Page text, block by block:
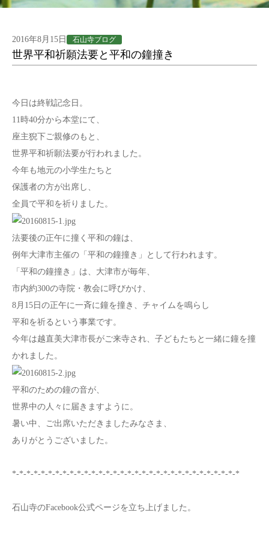
2016年8月15日 石山寺ブログ
世界平和祈願法要と平和の鐘撞き
今日は終戦記念日。
11時40分から本堂にて、
座主猊下ご親修のもと、
世界平和祈願法要が行われました。
今年も地元の小学生たちと
保護者の方が出席し、
全員で平和を祈りました。
法要後の正午に撞く平和の鐘は、
例年大津市主催の「平和の鐘撞き」として行われます。
「平和の鐘撞き」は、大津市が毎年、
市内約300の寺院・教会に呼びかけ、
8月15日の正午に一斉に鐘を撞き、チャイムを鳴らし
平和を祈るという事業です。
今年は越直美大津市長がご来寺され、子どもたちと一緒に鐘を撞
かれました。
平和のための鐘の音が、
世界中の人々に届きますように。
暑い中、ご出席いただきましたみなさま、
ありがとうございました。
*-*-*-*-*-*-*-*-*-*-*-*-*-*-*-*-*-*-*-*-*-*-*-*-*-*-*-*-*-*-*-*
石山寺のFacebook公式ページを立ち上げました。